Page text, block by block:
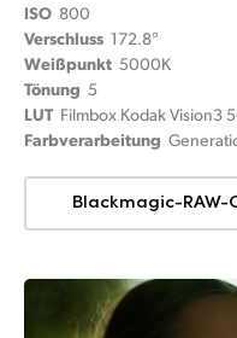
ISO 800
Verschluss 172.8°
Weißpunkt 5000K
Tönung 5
LUT Filmbox Kodak Vision3
Farbverarbeitung
Blackmagic-